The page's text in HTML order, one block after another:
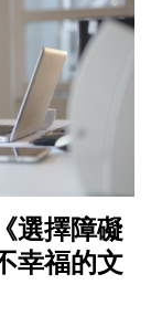
選擇障礙
幸福的文